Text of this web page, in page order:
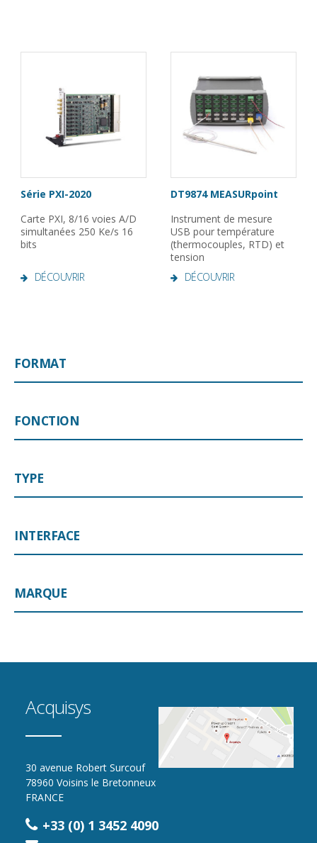
Série PXI-2020
Carte PXI, 8/16 voies A/D
simultanées 250 Ke/s 16
bits
DÉCOUVRIR
DT9874 MEASURpoint
Instrument de mesure
USB pour température
(thermocouples, RTD) et
tension
DÉCOUVRIR
FORMAT
FONCTION
TYPE
INTERFACE
MARQUE
Acquisys
30 avenue Robert Surcouf
78960 Voisins le Bretonneux
FRANCE
+33 (0) 1 3452 4090